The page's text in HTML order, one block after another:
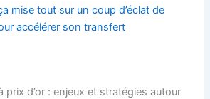
mise tout sur un coup d’éclat de
accélérer son transfert
prix d’or : enjeux et stratégies autour